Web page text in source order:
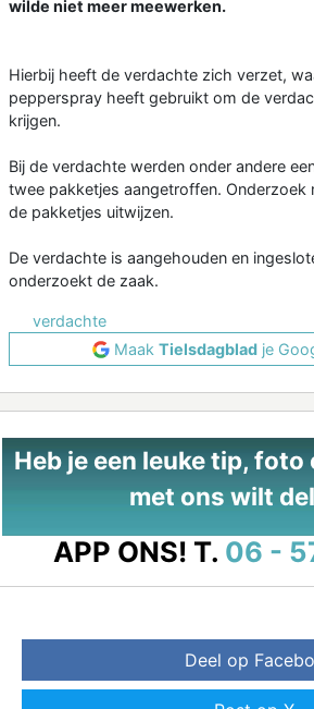
wilde niet meer meewerken.
Hierbij heeft de verdachte zich verzet,
pepperspray heeft gebruikt om de
krijgen.
Bij de verdachte werden onder andere
twee pakketjes aangetroffen. Onderzoek
de pakketjes uitwijzen.
De verdachte is aangehouden en
onderzoekt de zaak.
verdachte
Maak Tielsdagblad je
Heb je een leuke tip, foto
met ons wilt
APP ONS! T. 06 -
Deel op